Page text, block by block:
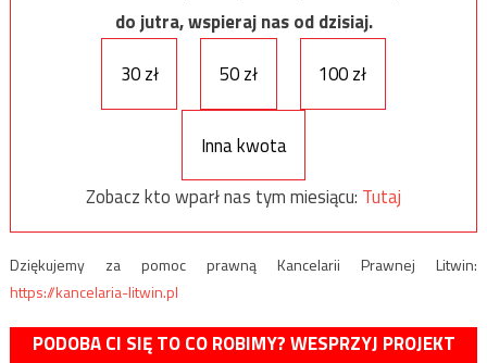
do jutra, wspieraj nas od dzisiaj.
30 zł
50 zł 100 zł
Inna kwota
Zobacz kto wparł nas tym miesiącu: Tutaj
Dziękujemy za pomoc prawną Kancelarii Prawnej Litwin:
https://kancelaria-litwin.pl
PODOBA CI SIĘ TO CO ROBIMY? WESPRZYJ PROJEKT